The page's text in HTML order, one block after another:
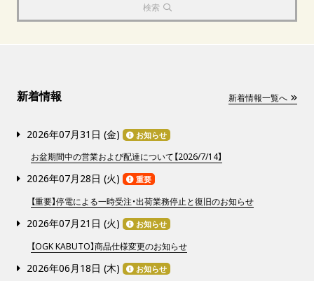
検索
新着情報 新着情報一覧へ
2026年07月31日 (金) お知らせ
お盆期間中の営業および配達について【2026/7/14】
2026年07月28日 (火) 重要
【重要】停電による一時受注・出荷業務停止と復旧のお知らせ
2026年07月21日 (火) お知らせ
【OGK KABUTO】商品仕様変更のお知らせ
2026年06月18日 (木) お知らせ